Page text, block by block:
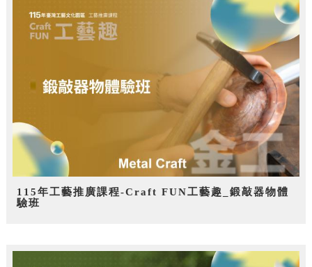
115年工藝推廣課程-Craft FUN工藝趣_鍛敲器物體
驗班